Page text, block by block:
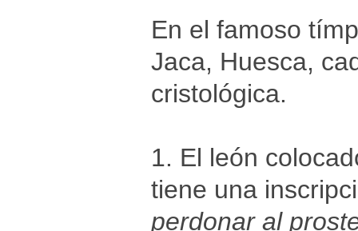
En el famoso
Jaca, Huesca,
cristológica.
1. El león
tiene una
perdonar al